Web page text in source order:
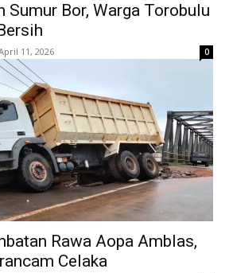
Sumur Bor, Warga Torobulu
11, 2026 0
Rawa Aopa Amblas,
Celaka